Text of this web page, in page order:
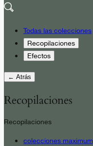
Todas las colecciones
Recopilaciones
Efectos
← Atrás
Recopilaciones
Recopilaciones
colecciones maximum